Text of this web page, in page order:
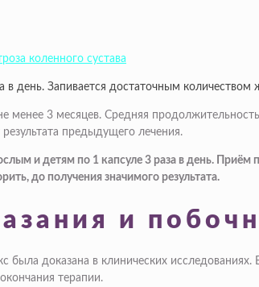
коленного сустава
в день. Запивается достаточным
менее 3 месяцев. Средняя
предыдущего лечения.
и детям по 1 капсуле 3 раза в день. Приём
до получения значимого результата.
и
была доказана в клинических
терапии.